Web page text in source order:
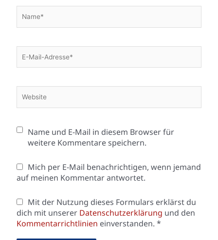
Mail-
Name und E-Mail in diesem Browser für
weitere Kommentare speichern.
Mich per E-Mail benachrichtigen, wenn jemand
auf meinen Kommentar antwortet.
Mit der Nutzung dieses Formulars erklärst du
dich mit unserer Datenschutzerklärung und den
Kommentarrichtlinien einverstanden. *